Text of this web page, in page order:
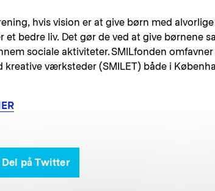
hvis vision er at give børn med
bedre liv. Det gør de ved at give børnene
sociale aktiviteter. SMILfonden
kreative værksteder (SMILET) både i
Del på Twitter